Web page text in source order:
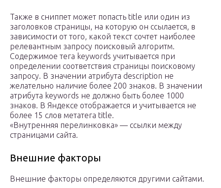
Также в сниппет может попасть title или один из
заголовков страницы, на которую он ссылается, в
зависимости от того, какой текст сочтет наиболее
релевантным запросу поисковый алгоритм.
Содержимое тега keywords учитывается при
определении соответствия страницы поисковому
запросу. В значении атрибута description не
желательно наличие более 200 знаков. В значении
атрибута keywords не должно быть более 1000
знаков. В Яндексе отображается и учитывается не
более 15 слов метатега title.
«Внутренняя перелинковка» — ссылки между
страницами сайта.
Внешние факторы
Внешние факторы определяются другими сайтами.